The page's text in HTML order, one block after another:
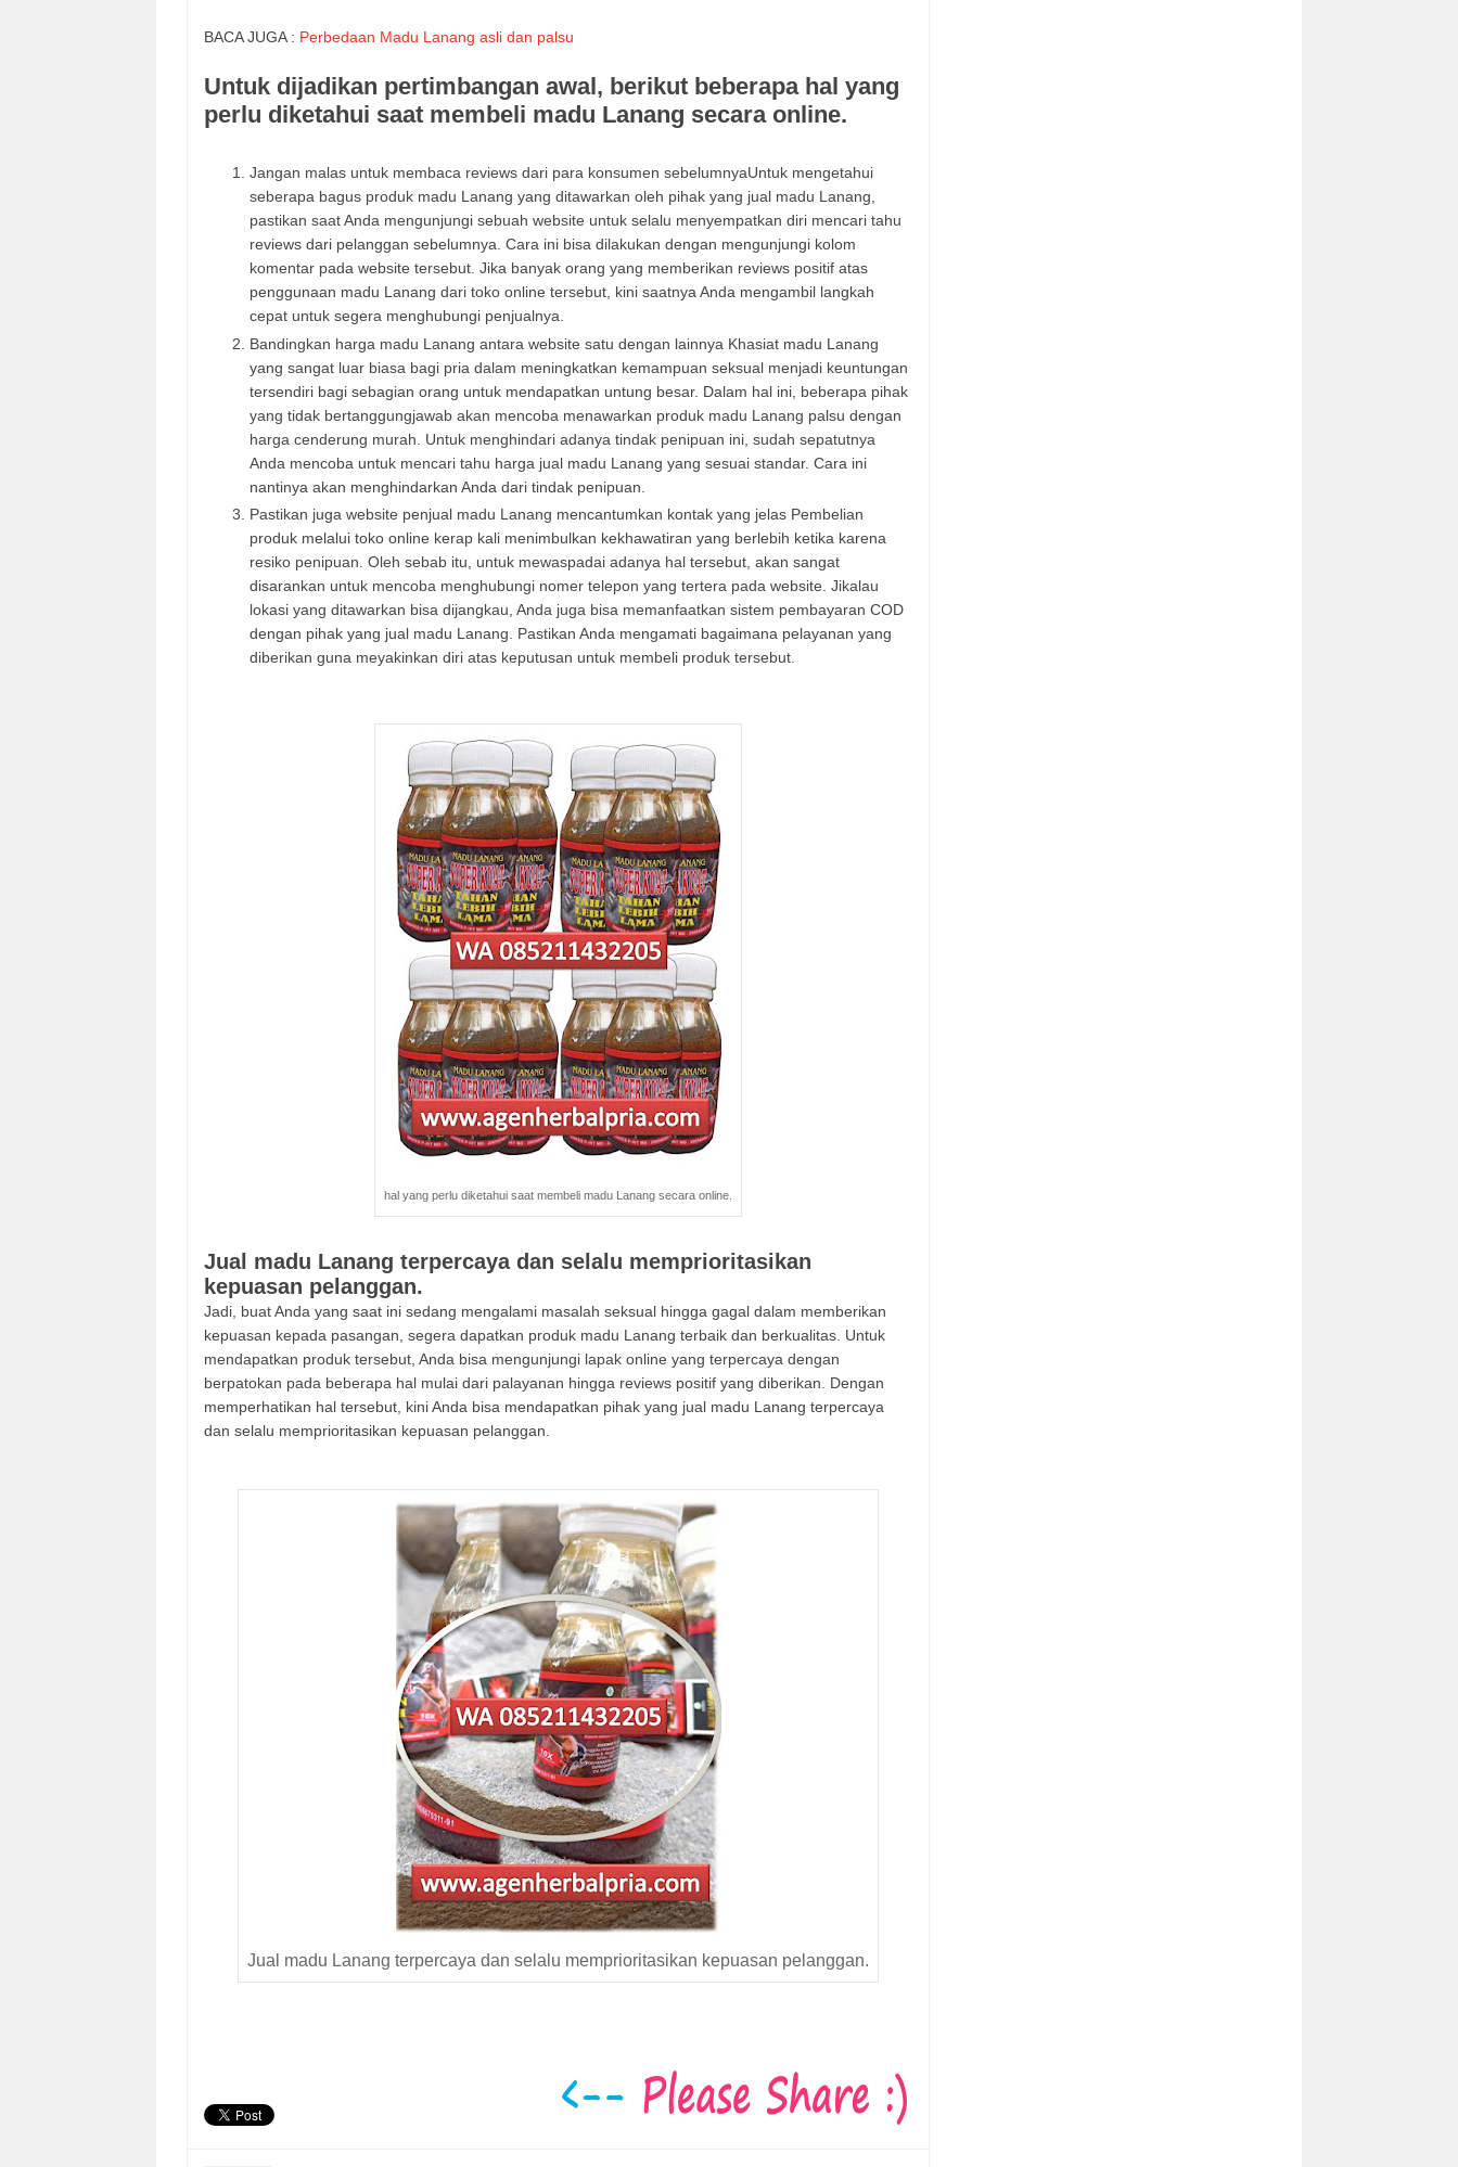
BACA JUGA : Perbedaan Madu Lanang asli dan palsu
Untuk dijadikan pertimbangan awal, berikut beberapa hal yang
perlu diketahui saat membeli madu Lanang secara online.
Jangan malas untuk membaca reviews dari para konsumen sebelumnyaUntuk mengetahui
seberapa bagus produk madu Lanang yang ditawarkan oleh pihak yang jual madu Lanang,
pastikan saat Anda mengunjungi sebuah website untuk selalu menyempatkan diri mencari tahu
reviews dari pelanggan sebelumnya. Cara ini bisa dilakukan dengan mengunjungi kolom
komentar pada website tersebut. Jika banyak orang yang memberikan reviews positif atas
penggunaan madu Lanang dari toko online tersebut, kini saatnya Anda mengambil langkah
cepat untuk segera menghubungi penjualnya.
Bandingkan harga madu Lanang antara website satu dengan lainnya Khasiat madu Lanang
yang sangat luar biasa bagi pria dalam meningkatkan kemampuan seksual menjadi keuntungan
tersendiri bagi sebagian orang untuk mendapatkan untung besar. Dalam hal ini, beberapa pihak
yang tidak bertanggungjawab akan mencoba menawarkan produk madu Lanang palsu dengan
harga cenderung murah. Untuk menghindari adanya tindak penipuan ini, sudah sepatutnya
Anda mencoba untuk mencari tahu harga jual madu Lanang yang sesuai standar. Cara ini
nantinya akan menghindarkan Anda dari tindak penipuan.
Pastikan juga website penjual madu Lanang mencantumkan kontak yang jelas Pembelian
produk melalui toko online kerap kali menimbulkan kekhawatiran yang berlebih ketika karena
resiko penipuan. Oleh sebab itu, untuk mewaspadai adanya hal tersebut, akan sangat
disarankan untuk mencoba menghubungi nomer telepon yang tertera pada website. Jikalau
lokasi yang ditawarkan bisa dijangkau, Anda juga bisa memanfaatkan sistem pembayaran COD
dengan pihak yang jual madu Lanang. Pastikan Anda mengamati bagaimana pelayanan yang
diberikan guna meyakinkan diri atas keputusan untuk membeli produk tersebut.
hal yang perlu diketahui saat membeli madu Lanang secara online.
Jual madu Lanang terpercaya dan selalu memprioritasikan
kepuasan pelanggan.
Jadi, buat Anda yang saat ini sedang mengalami masalah seksual hingga gagal dalam memberikan
kepuasan kepada pasangan, segera dapatkan produk madu Lanang terbaik dan berkualitas. Untuk
mendapatkan produk tersebut, Anda bisa mengunjungi lapak online yang terpercaya dengan
berpatokan pada beberapa hal mulai dari palayanan hingga reviews positif yang diberikan. Dengan
memperhatikan hal tersebut, kini Anda bisa mendapatkan pihak yang jual madu Lanang terpercaya
dan selalu memprioritasikan kepuasan pelanggan.
Jual madu Lanang terpercaya dan selalu memprioritasikan kepuasan pelanggan.